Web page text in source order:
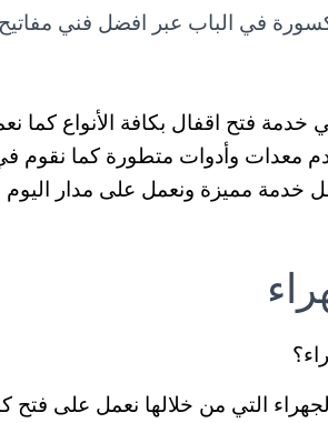
في الباب عبر افضل فني
فتح اقفال بكافة الأنواع كما
معدات وأدوات متطورة كما نقوم
خدمة مميزة ونعمل على مدار اليوم
التي من خلالها نعمل على فتح